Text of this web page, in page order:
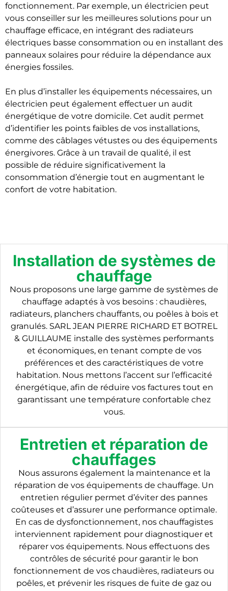
fonctionnement. Par exemple, un électricien peut
vous conseiller sur les meilleures solutions pour un
chauffage efficace, en intégrant des radiateurs
électriques basse consommation ou en installant des
panneaux solaires pour réduire la dépendance aux
énergies fossiles.
En plus d’installer les équipements nécessaires, un
électricien peut également effectuer un audit
énergétique de votre domicile. Cet audit permet
d’identifier les points faibles de vos installations,
comme des câblages vétustes ou des équipements
énergivores. Grâce à un travail de qualité, il est
possible de réduire significativement la
consommation d’énergie tout en augmentant le
confort de votre habitation.
Installation de systèmes de
chauffage
Nous proposons une large gamme de systèmes de
chauffage adaptés à vos besoins : chaudières,
radiateurs, planchers chauffants, ou poêles à bois et
granulés. SARL JEAN PIERRE RICHARD ET BOTREL
& GUILLAUME installe des systèmes performants
et économiques, en tenant compte de vos
préférences et des caractéristiques de votre
habitation. Nous mettons l’accent sur l’efficacité
énergétique, afin de réduire vos factures tout en
garantissant une température confortable chez
vous.
Entretien et réparation de
chauffages
Nous assurons également la maintenance et la
réparation de vos équipements de chauffage. Un
entretien régulier permet d’éviter des pannes
coûteuses et d’assurer une performance optimale.
En cas de dysfonctionnement, nos chauffagistes
interviennent rapidement pour diagnostiquer et
réparer vos équipements. Nous effectuons des
contrôles de sécurité pour garantir le bon
fonctionnement de vos chaudières, radiateurs ou
poêles, et prévenir les risques de fuite de gaz ou